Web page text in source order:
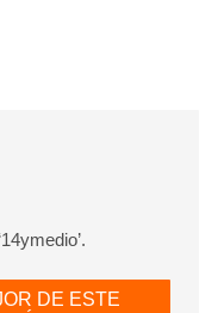
DE ESTE